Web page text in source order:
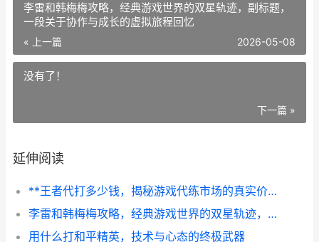
李雷和韩梅梅攻略，经典游戏世界的双星轨迹，副标题，
一段关于协作与成长的虚拟旅程回忆
« 上一篇 2026-05-08
没有了！
下一篇 »
延伸阅读
**王者代打多少钱，揭秘游戏代练市场的真实价位与选择之道**
李雷和韩梅梅攻略，经典游戏世界的双星轨迹，副标题，一段关于协作与成长的虚拟旅程回忆
用什么打和平精英，技术与心态的终极武器